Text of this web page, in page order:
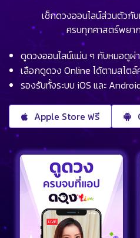
เช็กดวงออนไลน์ส่วนตัวกั
ครบทุกศาสตร์พยา
ดูดวงออนไลน์แม่น ๆ กับหมอดูผ่
เลือกดูดวง Online ได้ตามสไต
รองรับทั้งระบบ iOS และ
Apple Store ฟรี